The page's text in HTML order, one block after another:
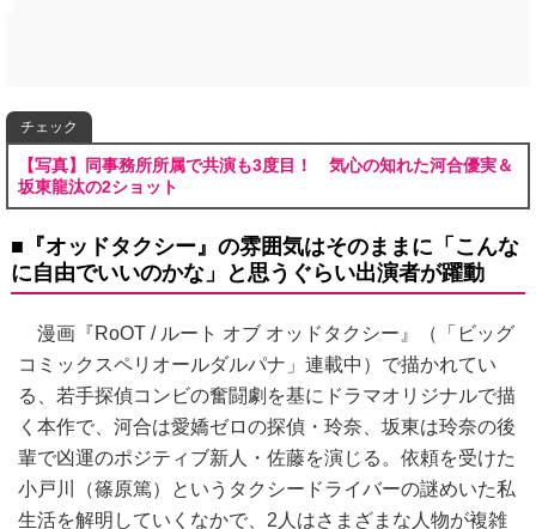
チェック
【写真】同事務所所属で共演も3度目！ 気心の知れた河合優実＆
坂東龍汰の2ショット
■『オッドタクシー』の雰囲気はそのままに「こんな
に自由でいいのかな」と思うぐらい出演者が躍動
漫画『RoOT / ルート オブ オッドタクシー』（「ビッグ
コミックスペリオールダルパナ」連載中）で描かれてい
る、若手探偵コンビの奮闘劇を基にドラマオリジナルで描
く本作で、河合は愛嬌ゼロの探偵・玲奈、坂東は玲奈の後
輩で凶運のポジティブ新人・佐藤を演じる。依頼を受けた
小戸川（篠原篤）というタクシードライバーの謎めいた私
生活を解明していくなかで、2人はさまざまな人物が複雑